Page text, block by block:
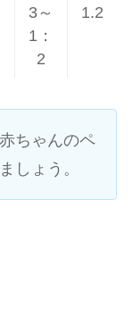
3～
1：
2
1.2
ちゃんのペ
しょう。